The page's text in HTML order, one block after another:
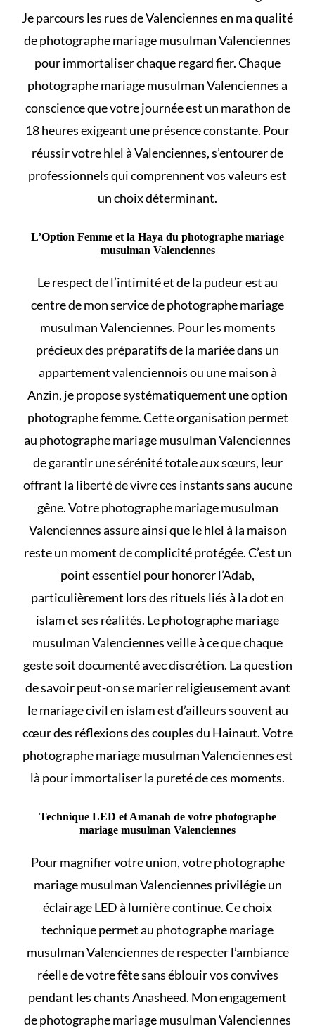
Je parcours les rues de Valenciennes en ma qualité
de photographe mariage musulman Valenciennes
pour immortaliser chaque regard fier. Chaque
photographe mariage musulman Valenciennes a
conscience que votre journée est un marathon de
18 heures exigeant une présence constante. Pour
réussir votrehlelà Valenciennes, s’entourer de
professionnels qui comprennent vos valeurs est
un choix déterminant.
L’Option Femme et la Haya du photographe mariage
musulman Valenciennes
Le respect de l’intimité et de la pudeur est au
centre de mon service de photographe mariage
musulman Valenciennes. Pour les moments
précieux des préparatifs de la mariée dans un
appartement valenciennois ou une maison à
Anzin, je propose systématiquement une option
photographe femme. Cette organisation permet
au photographe mariage musulman Valenciennes
de garantir une sérénité totale aux sœurs, leur
offrant la liberté de vivre ces instants sans aucune
gêne. Votre photographe mariage musulman
Valenciennes assure ainsi que lehlel à la maison
reste un moment de complicité protégée. C’est un
point essentiel pour honorer l’Adab,
particulièrement lors des rituels liés à la dot en
islam et ses réalités. Le photographe mariage
musulman Valenciennes veille à ce que chaque
geste soit documenté avec discrétion. La question
de savoirpeut-on se marier religieusement avant
le mariage civil en islamest d’ailleurs souvent au
cœur des réflexions des couples du Hainaut. Votre
photographe mariage musulman Valenciennes est
là pour immortaliser la pureté de ces moments.
Technique LED et Amanah de votre photographe
mariage musulman Valenciennes
Pour magnifier votre union, votre photographe
mariage musulman Valenciennes privilégie un
éclairage LED à lumière continue. Ce choix
technique permet au photographe mariage
musulman Valenciennes de respecter l’ambiance
réelle de votre fête sans éblouir vos convives
pendant les chants Anasheed. Mon engagement
de photographe mariage musulman Valenciennes